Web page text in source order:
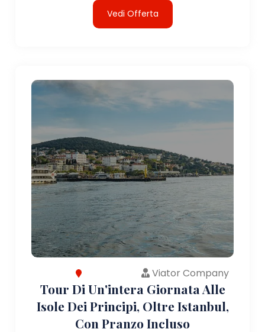
Vedi Offerta
Viator Company
Tour Di Un'intera Giornata Alle
Isole Dei Principi, Oltre Istanbul,
Con Pranzo Incluso